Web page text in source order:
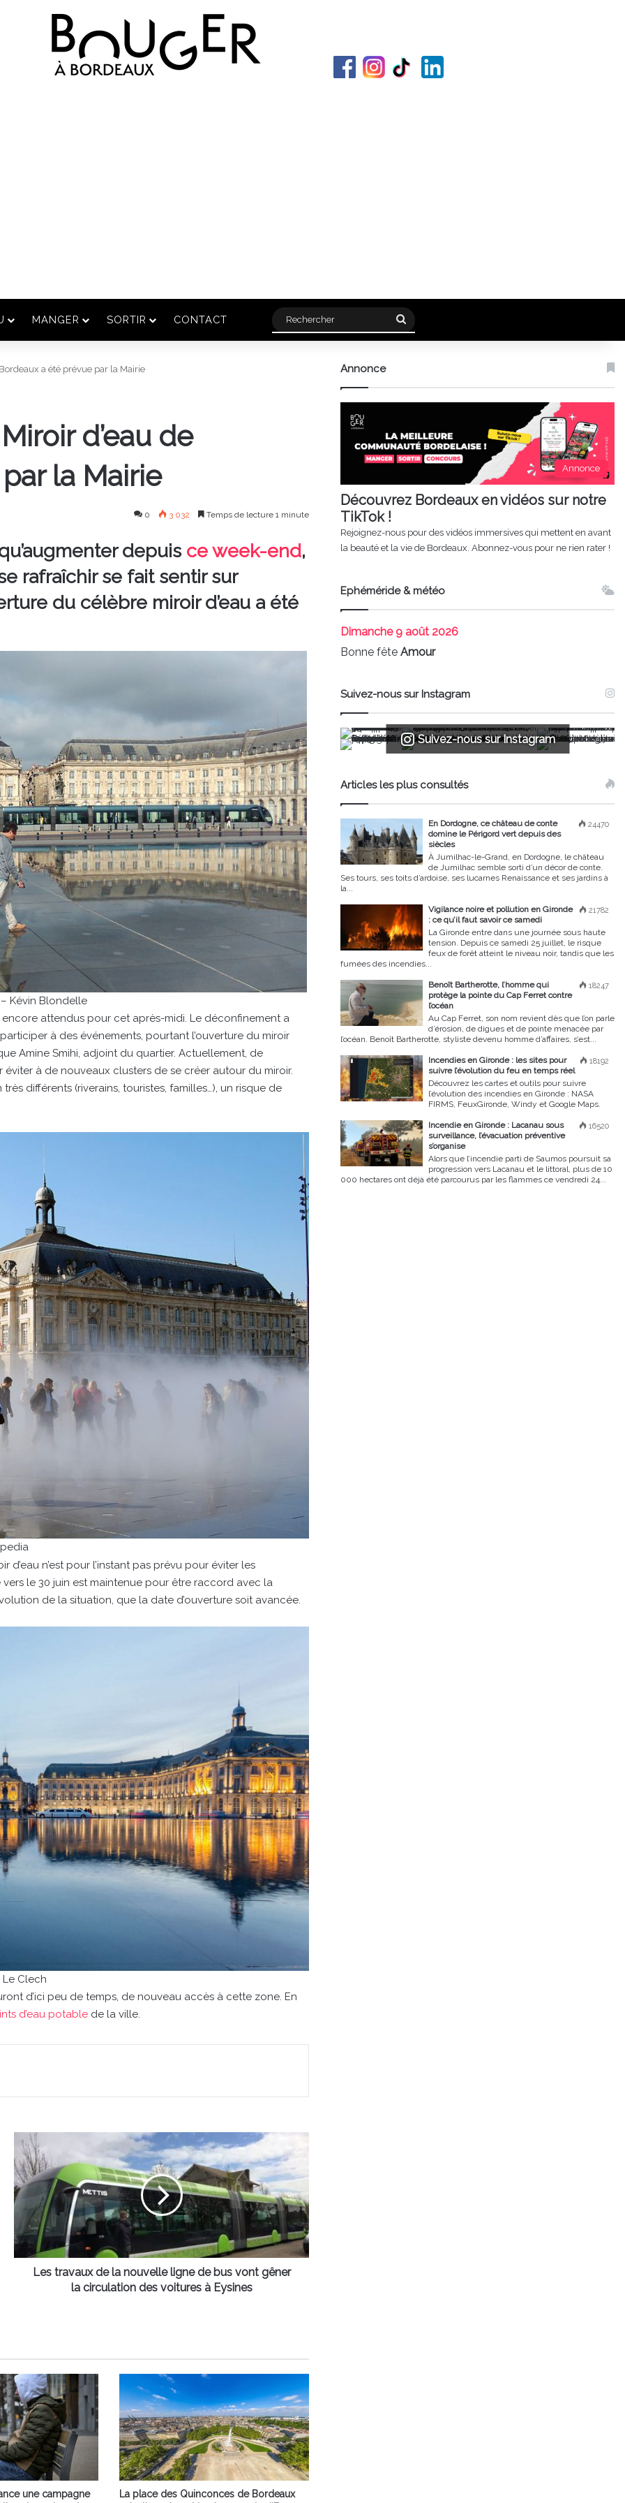
MANGER SORTIR CONTACT Rechercher
a été prévue par la Mairie
d’eau de
la Mairie
0 3 032 Temps de lecture 1 minute
depuis ce week-end,
rafraîchir se fait sentir sur
du célèbre miroir d’eau a été
Kévin Blondelle
attendus pour cet après-midi. Le déconfinement a
à des événements, pourtant l’ouverture du miroir
Amine Smihi, adjoint du quartier. Actuellement, de
à de nouveaux clusters de se créer autour du miroir.
différents (riverains, touristes, familles…), un risque de
n’est pour l’instant pas prévu pour éviter les
le 30 juin est maintenue pour être raccord avec la
de la situation, que la date d’ouverture soit avancée.
Clech
d’ici peu de temps, de nouveau accès à cette zone. En
d’eau potable de la ville.
Les
travaux
de
la
nouvelle
ligne
bus
vont
gêner
Eysines
Les travaux de la nouvelle ligne de bus vont gêner
la circulation des voitures à Eysines
une campagne
La place des Quinconces de Bordeaux
Annonce
Annonce
Découvrez Bordeaux en vidéos sur notre
TikTok !
Rejoignez-nous pour des vidéos immersives qui mettent en avant
la beauté et la vie de Bordeaux. Abonnez-vous pour ne rien rater !
Ephéméride & météo
Dimanche9 août 2026
Bonne fêteAmour
Suivez-nous sur Instagram
Suivez-nous sur Instagram
Articles les plus consultés
24470
En Dordogne, ce château de conte
domine le Périgord vert depuis des
siècles
À Jumilhac-le-Grand, en Dordogne, le château
de Jumilhac semble sorti d’un décor de conte.
Ses tours, ses toits d’ardoise, ses lucarnes Renaissance et ses jardins à
la...
21782
Vigilance noire et pollution en Gironde
: ce qu’il faut savoir ce samedi
La Gironde entre dans une journée sous haute
tension. Depuis ce samedi 25 juillet, le risque
feux de forêt atteint le niveau noir, tandis que les
fumées des incendies...
18247
Benoît Bartherotte, l’homme qui
protège la pointe du Cap Ferret contre
l’océan
Au Cap Ferret, son nom revient dès que l’on parle
d’érosion, de digues et de pointe menacée par
l’océan. Benoît Bartherotte, styliste devenu homme d’affaires, s’est...
18192
Incendies en Gironde : les sites pour
suivre l’évolution du feu en temps réel
Découvrez les cartes et outils pour suivre
l’évolution des incendies en Gironde : NASA
FIRMS, FeuxGironde, Windy et Google Maps.
16520
Incendie en Gironde : Lacanau sous
surveillance, l’évacuation préventive
s’organise
Alors que l’incendie parti de Saumos poursuit sa
progression vers Lacanau et le littoral, plus de 10
000 hectares ont déjà été parcourus par les flammes ce vendredi 24...